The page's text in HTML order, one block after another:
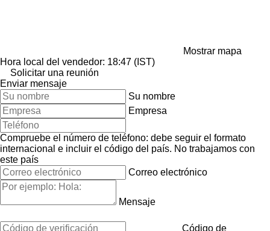
Mostrar mapa
Hora local del vendedor: 18:47 (IST)
Solicitar una reunión
Enviar mensaje
Su nombre
Empresa
Compruebe el número de teléfono: debe seguir el formato
internacional e incluir el código del país. No trabajamos con
este país
Correo electrónico
Mensaje
Código de